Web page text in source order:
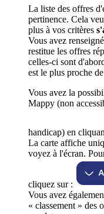
La liste des offres
pertinence. Cela
plus à vos critères
Vous avez
restitue les offres
celles-ci sont
est le plus proche
Vous avez la
Mappy (non
handicap) en
La carte affiche
voyez à l'écran.
cliquez sur :
Vous avez
« classement » des